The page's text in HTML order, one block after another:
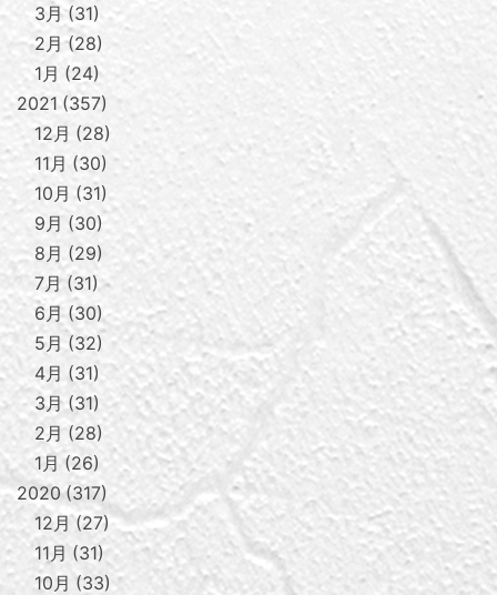
3月 31
2月
28
1月
24
2021 357
12月
28
11月
30
10月
31
9月
30
8月
29
7月 31
6月 30
5月
32
4月
31
3月 31
2月
28
1月
26
2020 317
12月
27
11月
31
10月
33